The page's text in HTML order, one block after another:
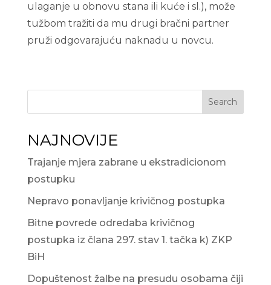
ulaganje u obnovu stana ili kuće i sl.), može
tužbom tražiti da mu drugi bračni partner
pruži odgovarajuću naknadu u novcu.
Search
NAJNOVIJE
Trajanje mjera zabrane u ekstradicionom
postupku
Nepravo ponavljanje krivičnog postupka
Bitne povrede odredaba krivičnog
postupka iz člana 297. stav 1. tačka k) ZKP
BiH
Dopuštenost žalbe na presudu osobama čiji